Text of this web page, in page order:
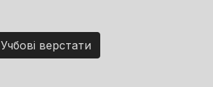
Учбові верстати